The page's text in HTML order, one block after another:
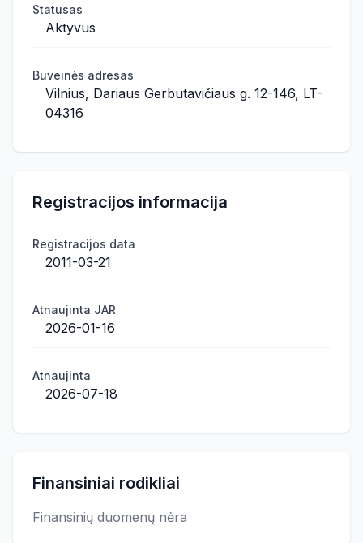
Statusas
Aktyvus
Buveinės adresas
Vilnius, Dariaus Gerbutavičiaus g. 12-146, LT-
04316
Registracijos informacija
Registracijos data
2011-03-21
Atnaujinta JAR
2026-01-16
Atnaujinta
2026-07-18
Finansiniai rodikliai
Finansinių duomenų nėra